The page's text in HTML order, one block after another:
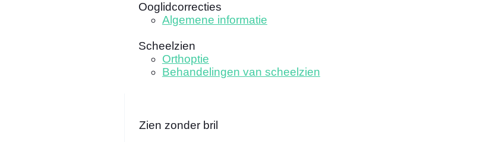
Ooglidcorrecties
Algemene informatie
Scheelzien
Orthoptie
Behandelingen van scheelzien
Zien zonder bril